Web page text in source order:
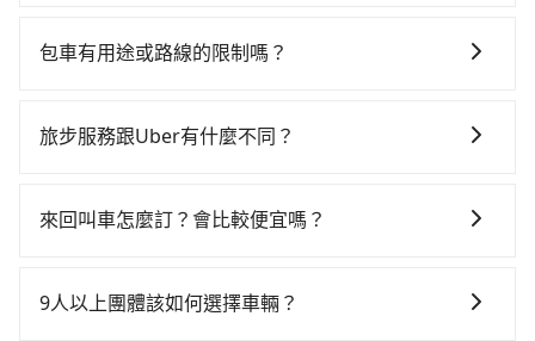
按表收費，看乘客是外地人便漫天喊價或恣意繞路。但
包車，不僅每人至少額外負擔50元車資，而且更會額外
共乘服務，最多可再節省50%的交通費用。
時40元路邊停車費用預估進去，但額外的汽車保險與可
差的車款，如果人數超過四位，更是沒有較大的七人座
凹的車門仍未被修理，每一次租車都好像在開樂透一
車位，對於急著用車或者要載其他乘客的人來說就有不
tripool可省高達$2,600。台中市有些計程車司機不按錶
上，tripool都是你從台中市到長榮桂冠酒店 - 基隆的最
擇： 預算：不同交通工具價格不同，可先確定您的預
比較寬鬆且不介意耗時轉乘可選大眾運輸或較貴的計程
車。 時間：需在特定時間到達目的地可選包車或計程
則可搭乘大眾運輸。
包車有用途或路線的限制嗎？
何地方，只要是長途交通且途中遵守台灣法律，無論是
物檢疫、預約叫車、機場接送、定期洗腎、包月上下
需公司報帳打統編，在結帳時可以受理，並於乘車後一
旅步服務跟Uber有什麼不同？
中長程提供最優惠的價格。 (3) 全台服務，不分城市與郊
來回叫車怎麼訂？會比較便宜嗎？
趟車的資訊，所以如果需要來回叫車，請分兩筆訂單預
9人以上團體該如何選擇車輛？